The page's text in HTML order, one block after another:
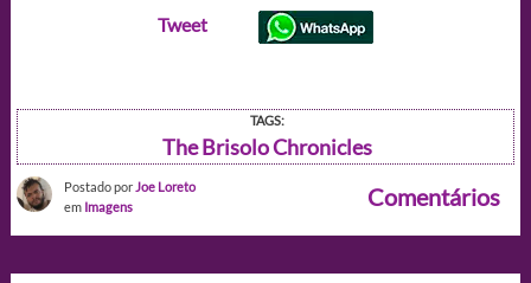
Tweet
TAGS:
The Brisolo Chronicles
Postado por Joe Loreto
em Imagens Comentários